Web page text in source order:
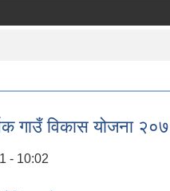
गाउँ विकास योजना
- 10:02